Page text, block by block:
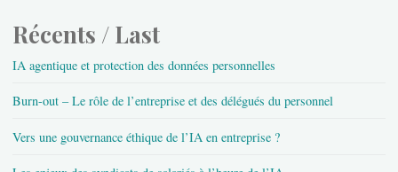
Récents / Last
IA agentique et protection des données personnelles
Burn-out – Le rôle de l’entreprise et des délégués du personnel
Vers une gouvernance éthique de l’IA en entreprise ?